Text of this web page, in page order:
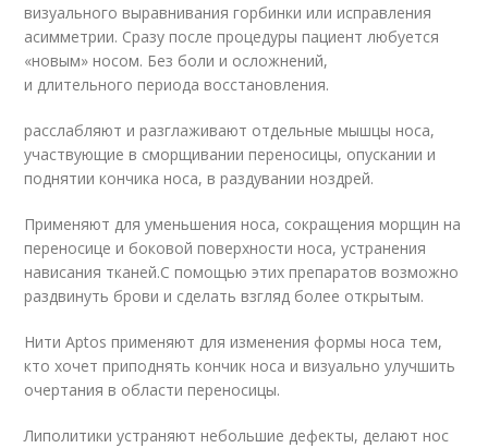
визуального выравнивания горбинки или исправления
асимметрии. Сразу после процедуры пациент любуется
«новым» носом. Без боли и осложнений,
и длительного периода восстановления.
расслабляют и разглаживают отдельные мышцы носа,
участвующие в сморщивании переносицы, опускании и
поднятии кончика носа, в раздувании ноздрей.
Применяют для уменьшения носа, сокращения морщин на
переносице и боковой поверхности носа, устранения
нависания тканей.С помощью этих препаратов возможно
раздвинуть брови и сделать взгляд более открытым.
Нити Aptos применяют для изменения формы носа тем,
кто хочет приподнять кончик носа и визуально улучшить
очертания в области переносицы.
Липолитики устраняют небольшие дефекты, делают нос